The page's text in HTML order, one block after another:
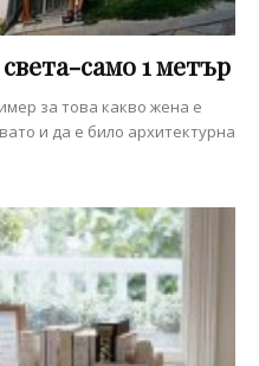
само 1 метър
за това какво жена е
и да е било архитектурна